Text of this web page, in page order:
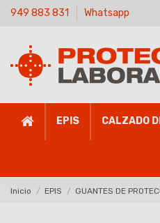
949 883 831 Whatsapp
EPIS CALZADO
Inicio EPIS GUANTES DE